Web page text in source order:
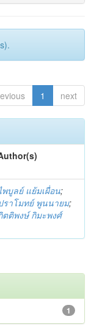
1 next
พบูลย์ แย้มเผื่อน;
ราโมทย์ พูนนายม;
ตติพงษ์ กิมะพงศ์
1